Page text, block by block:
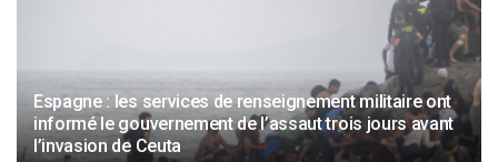
Espagne : les services de renseignement militaire ont
informé le gouvernement de l’assaut trois jours avant
l’invasion de Ceuta